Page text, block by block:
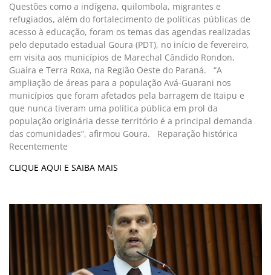
Questões como a indígena, quilombola, migrantes e
refugiados, além do fortalecimento de políticas públicas de
acesso à educação, foram os temas das agendas realizadas
pelo deputado estadual Goura (PDT), no início de fevereiro,
em visita aos municípios de Marechal Cândido Rondon,
Guaíra e Terra Roxa, na Região Oeste do Paraná. “A
ampliação de áreas para a população Avá-Guarani nos
municípios que foram afetados pela barragem de Itaipu e
que nunca tiveram uma política pública em prol da
população originária desse território é a principal demanda
das comunidades”, afirmou Goura. Reparação histórica
Recentemente
CLIQUE AQUI E SAIBA MAIS